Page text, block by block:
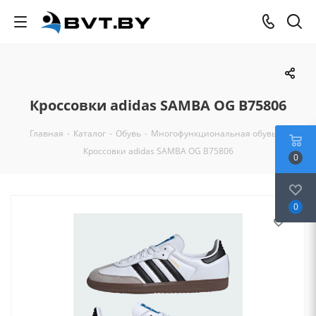
Кроссовки adidas SAMBA OG B75806
Главная - Каталог - Обувь - Многофункциональная обувь
Кроссовки adidas SAMBA OG B75806
0
0